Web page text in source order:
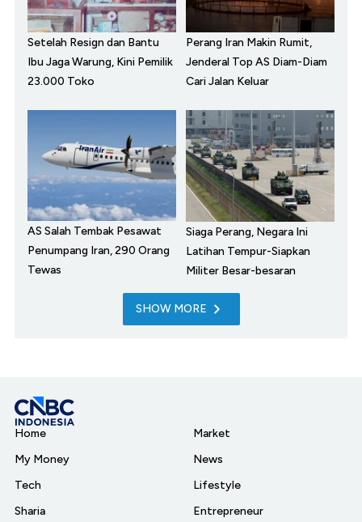
Setelah Resign dan Bantu
Ibu Jaga Warung, Kini Pemilik
23.000 Toko
Perang Iran Makin Rumit,
Jenderal Top AS Diam-Diam
Cari Jalan Keluar
AS Salah Tembak Pesawat
Penumpang Iran, 290 Orang
Tewas
Siaga Perang, Negara Ini
Latihan Tempur-Siapkan
Militer Besar-besaran
SHOW MORE
Home
My Money
Tech
Sharia
Market
News
Lifestyle
Entrepreneur